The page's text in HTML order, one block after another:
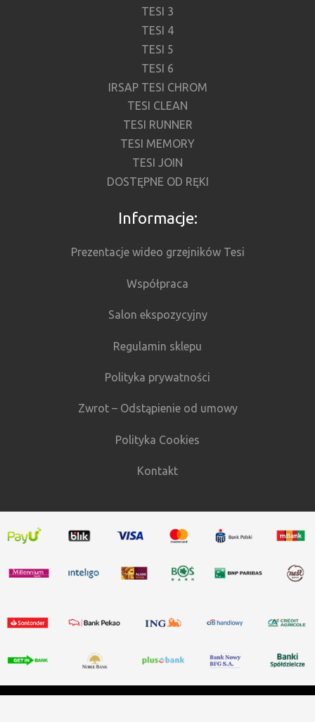
TESI 3
TESI 4
TESI 5
TESI 6
IRSAP TESI CHROM
TESI CLEAN
TESI RUNNER
TESI MEMORY
TESI JOIN
DOSTĘPNE OD RĘKI
Informacje:
Prezentacje wideo grzejników Tesi
Współpraca
Salon ekspozycyjny
Regulamin sklepu
Polityka prywatności
Zwrot – Odstąpienie od umowy
Polityka Cookies
Kontakt